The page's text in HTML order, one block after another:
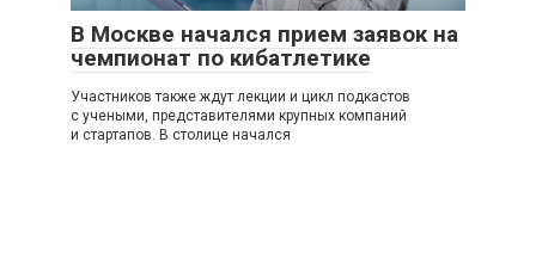
В Москве начался прием заявок на
чемпионат по кибатлетике
Участников также ждут лекции и цикл подкастов
с учеными, представителями крупных компаний
и стартапов. В столице начался